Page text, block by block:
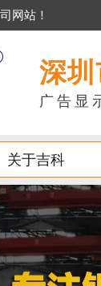
网站！
深圳
广告显
关于吉科